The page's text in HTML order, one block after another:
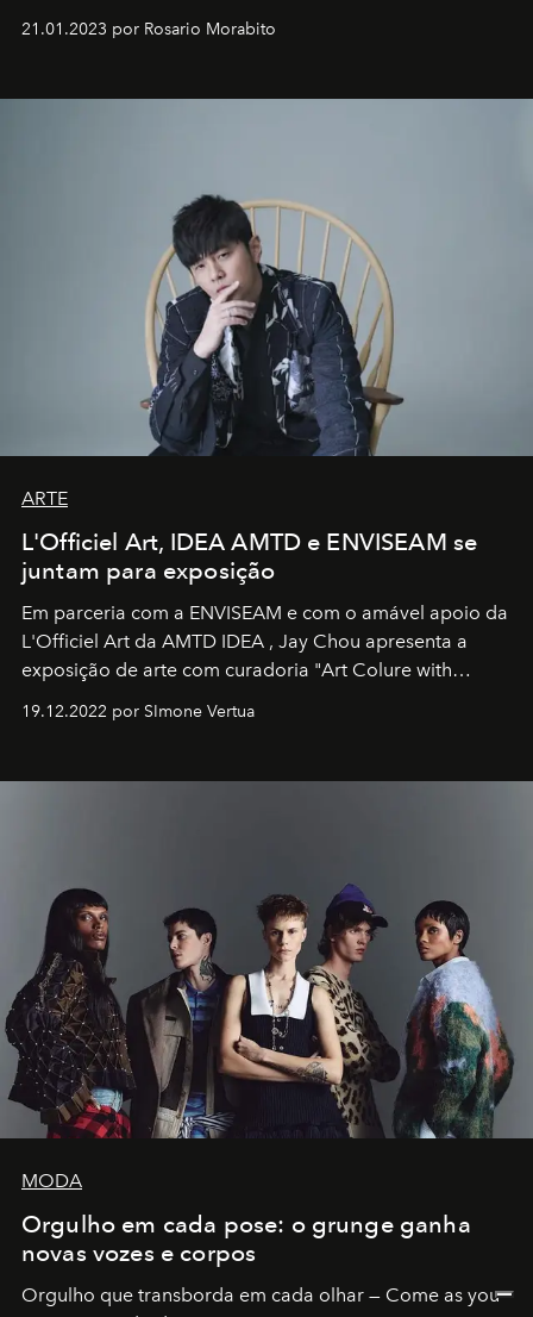
em rápida evolução e redefinindo o conceito de luxo
21.01.2023 por Rosario Morabito
ARTE
L'Officiel Art, IDEA AMTD e ENVISEAM se
juntam para exposição
Em parceria com a ENVISEAM e com o amável apoio da
L'Officiel Art da AMTD IDEA , Jay Chou apresenta a
exposição de arte com curadoria "Art Colure with
19.12.2022 por SImone Vertua
MODA
Orgulho em cada pose: o grunge ganha
novas vozes e corpos
Orgulho que transborda em cada olhar — Come as you